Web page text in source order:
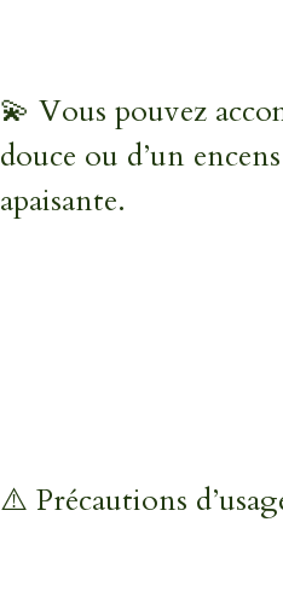
💫 Vous pouvez
douce ou d’un
apaisante.
⚠️ Précautions